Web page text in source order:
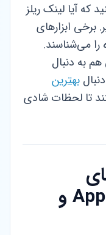
که آیا لینک ریلز
برخی ابزارهای
می‌شناسند.
به دنبال
بهترین
تا لحظات شادی
بین‌المللی: AppSorteos و